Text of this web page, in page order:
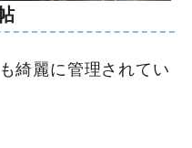
綺麗に管理されてい